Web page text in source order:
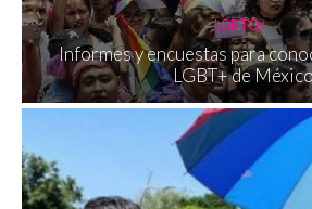
LGBTQ+
Informes y encuestas para
LGBT+ de